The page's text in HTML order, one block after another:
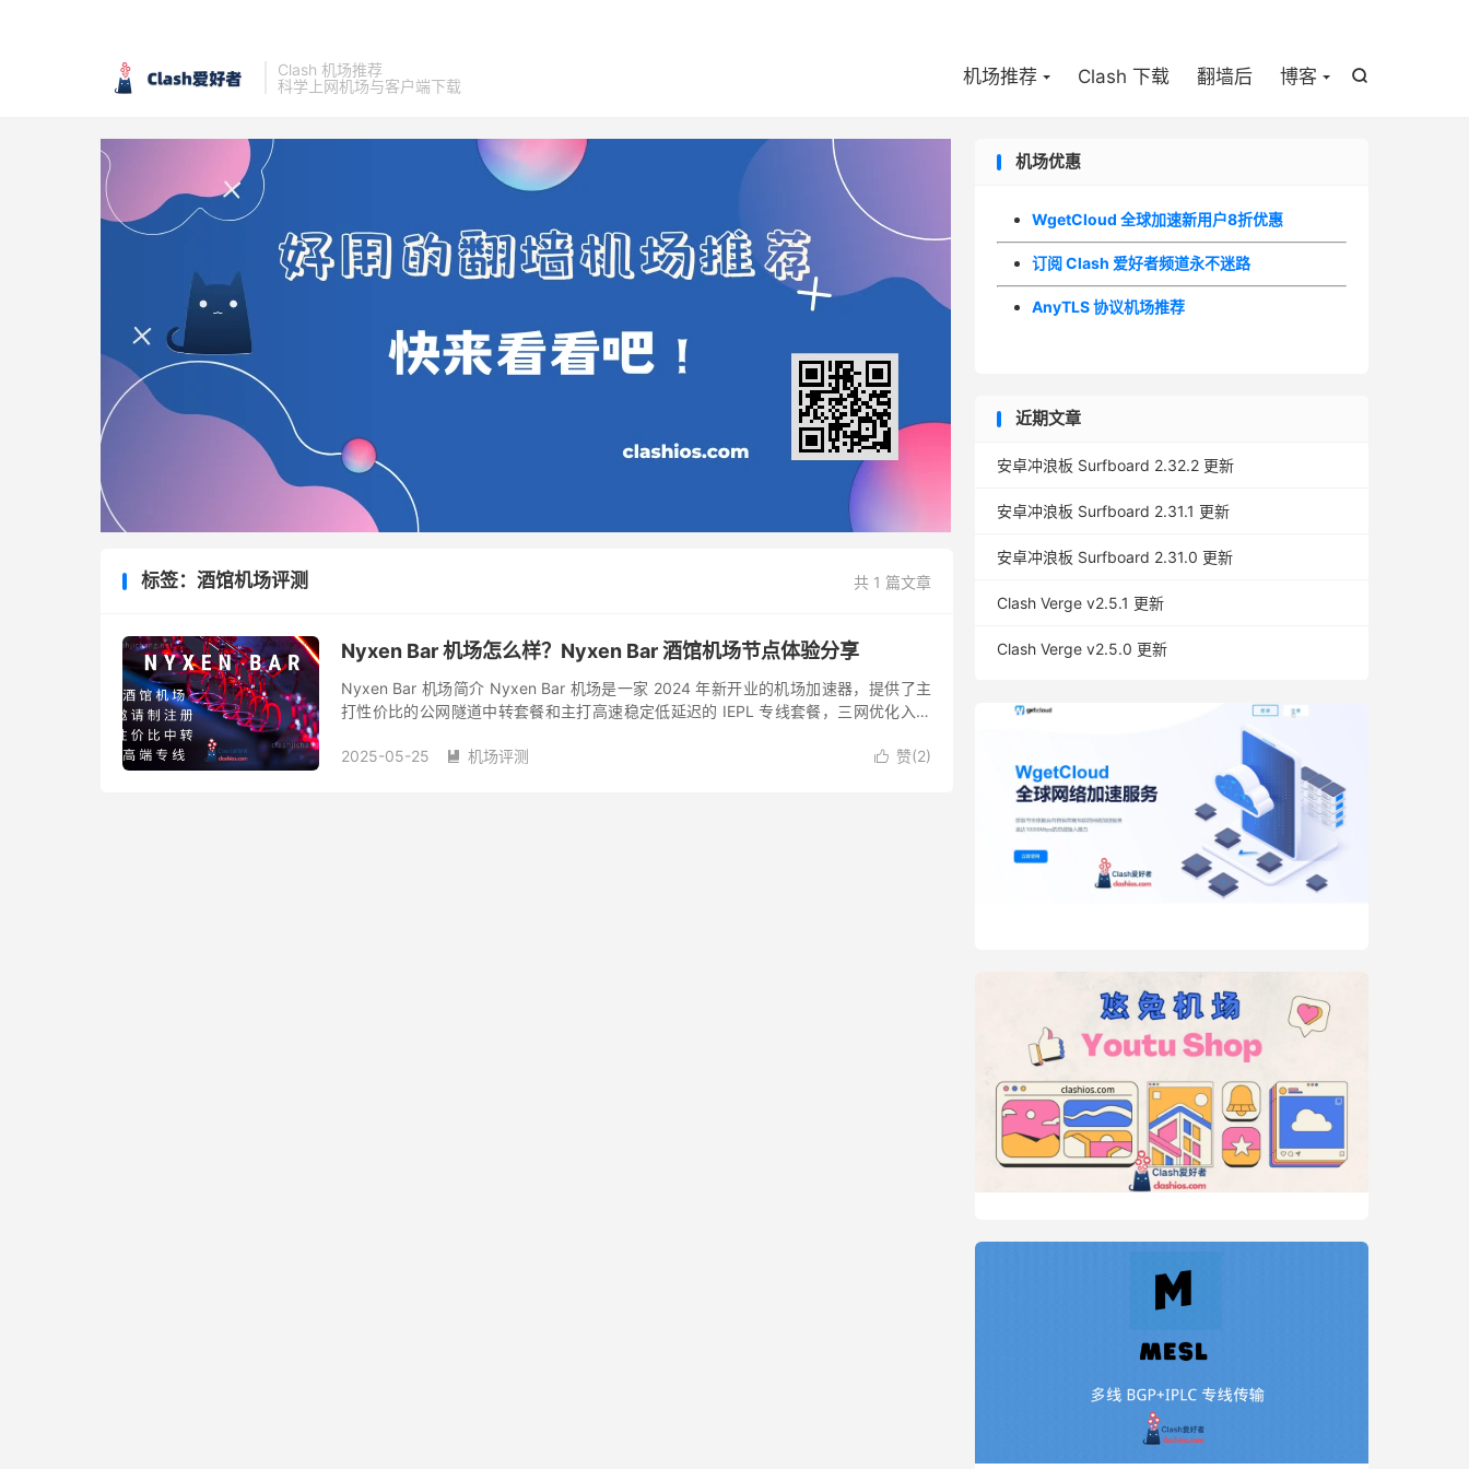
Clash 机场推荐
科学上网机场与客户端下载

机场推荐 Clash 下载 翻墙后 博客
共 1 篇文章
标签：酒馆机场评测
Nyxen Bar 机场怎么样？Nyxen Bar 酒馆机场节点体验分享
Nyxen Bar 机场简介 Nyxen Bar 机场是一家 2024 年新开业的机场加速器，提供了主
打性价比的公网隧道中转套餐和主打高速稳定低延迟的 IEPL 专线套餐，三网优化入口
 赞(2)
2025-05-25  机场评测
机场优惠
WgetCloud 全球加速新用户8折优惠
订阅 Clash 爱好者频道永不迷路
AnyTLS 协议机场推荐
近期文章
安卓冲浪板 Surfboard 2.32.2 更新
安卓冲浪板 Surfboard 2.31.1 更新
安卓冲浪板 Surfboard 2.31.0 更新
Clash Verge v2.5.1 更新
Clash Verge v2.5.0 更新